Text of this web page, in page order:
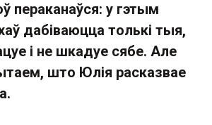
пераканаўся: у гэтым
дабіваюцца толькі тыя,
і не шкадуе сябе. Але
што Юлія расказвае